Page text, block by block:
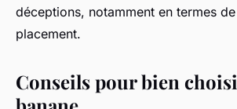
déceptions, notamment en termes
placement.
Conseils pour bien